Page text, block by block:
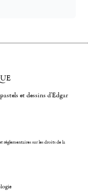
et dessins d'Edgar
réglementaires sur les droits de la